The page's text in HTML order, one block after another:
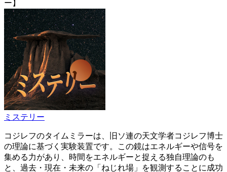
ー】
ミステリー
コジレフのタイムミラーは、旧ソ連の天文学者コジレフ博士
の理論に基づく実験装置です。この鏡はエネルギーや信号を
集める力があり、時間をエネルギーと捉える独自理論のも
と、過去・現在・未来の「ねじれ場」を観測することに成功